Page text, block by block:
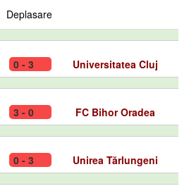
Deplasare
0 - 3 Universitatea Cluj
3 - 0 FC Bihor Oradea
0 - 3 Unirea Tărlungeni